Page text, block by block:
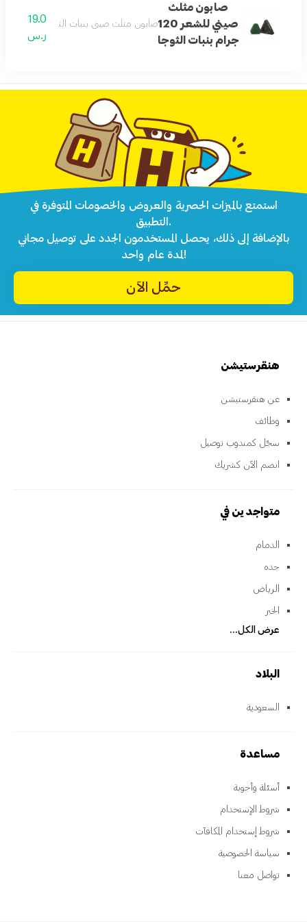
صابون مثلث
صيني للشعر 120
جرام بنبات الثوجا
صابون مثلث صيني بنبات الثوجا يساعد
19.0
ر.س
استمتع بالميزات الحصرية والعروض والخصومات المتوفرة في
التطبيق.
بالإضافة إلى ذلك، يحصل المستخدمون الجدد على توصيل مجاني
لمدة عام واحد!
حمِّل الآن
هنقرستيشن
عن هنقرستيشن
وظائف
سجّل كمندوب توصيل
انضم الآن كشريك
متواجدين في
الدمام
جده
الرياض
الخبر
عرض الكل...
البلاد
السعودية
مساعدة
أسئلة وأجوبة
شروط الإستخدام
شروط إستخدام المكافآت
سياسة الخصوصية
تواصل معنا